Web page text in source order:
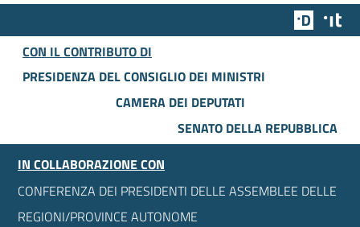
Team
CON IL CONTRIBUTO DI
PRESIDENZA DEL CONSIGLIO DEI MINISTRI
CAMERA DEI DEPUTATI
SENATO DELLA REPUBBLICA
IN COLLABORAZIONE CON
CONFERENZA DEI PRESIDENTI DELLE ASSEMBLEE DELLE
REGIONI/PROVINCE AUTONOME